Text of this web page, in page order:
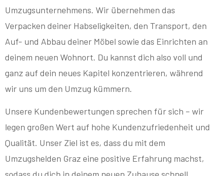
Umzugsunternehmens. Wir übernehmen das
Verpacken deiner Habseligkeiten, den Transport, den
Auf- und Abbau deiner Möbel sowie das Einrichten an
deinem neuen Wohnort. Du kannst dich also voll und
ganz auf dein neues Kapitel konzentrieren, während
wir uns um den Umzug kümmern.
Unsere Kundenbewertungen sprechen für sich – wir
legen großen Wert auf hohe Kundenzufriedenheit und
Qualität. Unser Ziel ist es, dass du mit dem
Umzugshelden Graz eine positive Erfahrung machst,